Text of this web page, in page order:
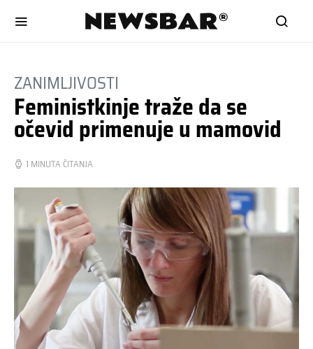
ZANIMLJIVOSTI
Feministkinje traže da se
očevid primenuje u mamovid
1 MINUTA ČITANJA